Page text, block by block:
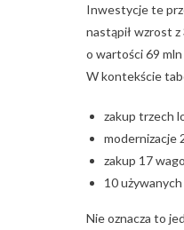
Inwestycje te
nastąpił wzrost
o wartości 69
W kontekście
zakup trzech
modernizacje
zakup 17
10
Nie oznacza to